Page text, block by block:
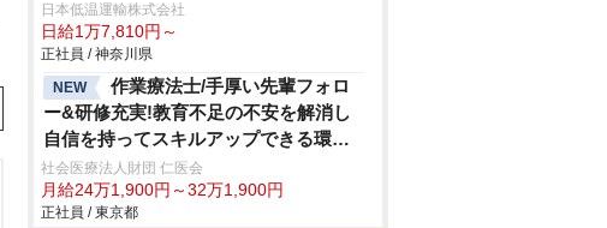
日本低温運輸株式会社
日給1万7,810円～
正社員 / 神奈川県
NEW
作業療法士/手厚い先輩フォロ
ー&研修充実!教育不足の不安を解消し
自信を持ってスキルアップできる環境
年休120日超
社会医療法人財団 仁医会
月給24万1,900円～32万1,900円
正社員 / 東京都